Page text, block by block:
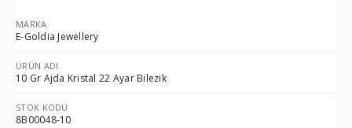
MARKA
E-Goldia Jewellery
ÜRÜN ADI
10 Gr Ajda Kristal 22 Ayar Bilezik
STOK KODU
8B00048-10